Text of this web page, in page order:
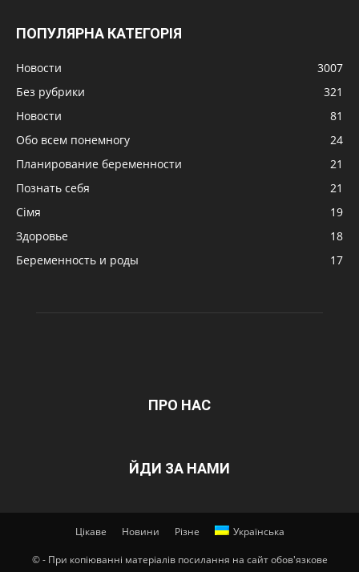
ПОПУЛЯРНА КАТЕГОРІЯ
Новости
3007
Без рубрики
321
Новости
81
Обо всем понемногу
24
Планирование беременности
21
Познать себя
21
Сімя
19
Здоровье
18
Беременность и роды
17
ПРО НАС
ЙДИ ЗА НАМИ
Цікаве Новини Різне Українська
© - При копіюванні матеріалів посилання на сайт обов'язкове